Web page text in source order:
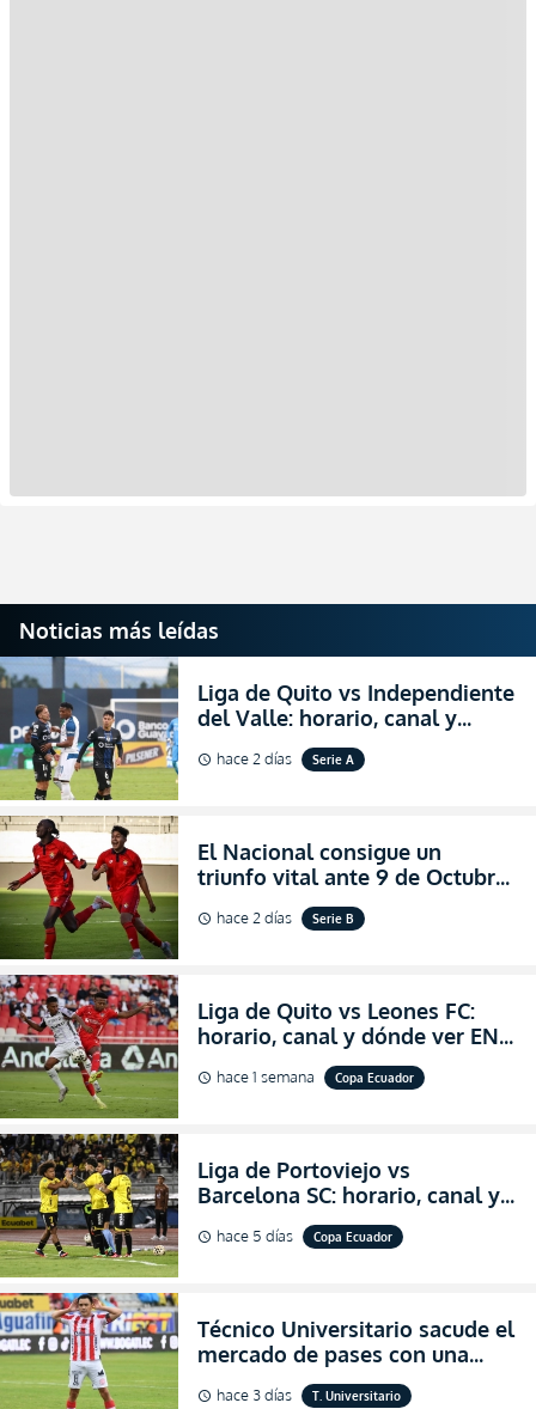
Noticias más leídas
Liga de Quito vs Independiente
del Valle: horario, canal y
dónde ver EN VIVO el
partidazo por la fecha 24 de la
schedule hace 2 días Serie A
El Nacional consigue un
triunfo vital ante 9 de Octubre
para encender la fe en la
salvación
schedule hace 2 días Serie B
Liga de Quito vs Leones FC:
horario, canal y dónde ver EN
VIVO los octavos de final de la
Copa Ecuador 2026
schedule hace 1 semana Copa Ecuador
Liga de Portoviejo vs
Barcelona SC: horario, canal y
dónde ver EN VIVO los octavos
de final de la Copa Ecuador
schedule hace 5 días Copa Ecuador
Técnico Universitario sacude el
mercado de pases con una
verdadera revolución para
asegurar la permanencia
schedule hace 3 días T. Universitario